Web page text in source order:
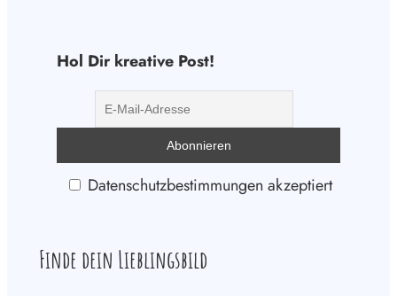
Hol Dir kreative Post!
Datenschutzbestimmungen akzeptiert
Finde dein Lieblingsbild